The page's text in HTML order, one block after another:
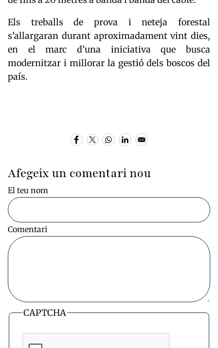
Els treballs de prova i neteja forestal
s’allargaran durant aproximadament vint dies,
en el marc d’una iniciativa que busca
modernitzar i millorar la gestió dels boscos del
país.
Afegeix un comentari nou
El teu nom
Comentari
CAPTCHA